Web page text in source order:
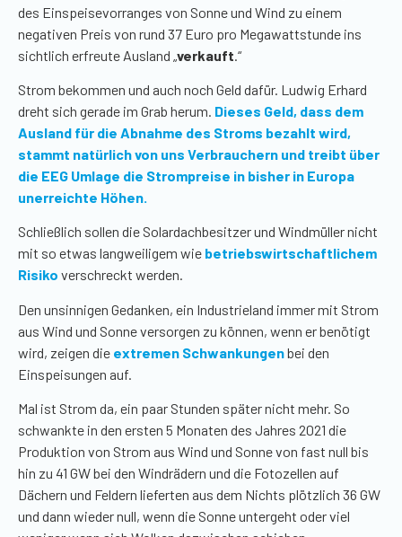
des Einspeisevorranges von Sonne und Wind zu einem
negativen Preis von rund 37 Euro pro Megawattstunde ins
sichtlich erfreute Ausland „ verkauft .“
Strom bekommen und auch noch Geld dafür. Ludwig Erhard
dreht sich gerade im Grab herum. Dieses Geld, dass dem
Ausland für die Abnahme des Stroms bezahlt wird,
stammt natürlich von uns Verbrauchern und treibt über
die EEG Umlage die Strompreise in bisher in Europa
unerreichte Höhen.
Schließlich sollen die Solardachbesitzer und Windmüller nicht
mit so etwas langweiligem wie betriebswirtschaftlichem
Risiko verschreckt werden.
Den unsinnigen Gedanken, ein Industrieland immer mit Strom
aus Wind und Sonne versorgen zu können, wenn er benötigt
wird, zeigen die extremen Schwankungenbei den
Einspeisungen auf.
Mal ist Strom da, ein paar Stunden später nicht mehr. So
schwankte in den ersten 5 Monaten des Jahres 2021 die
Produktion von Strom aus Wind und Sonne von fast null bis
hin zu 41 GWbei den Windrädern und die Fotozellen auf
Dächern und Feldern lieferten aus dem Nichts plötzlich 36 GW
und dann wieder null, wenn die Sonne untergeht oder viel